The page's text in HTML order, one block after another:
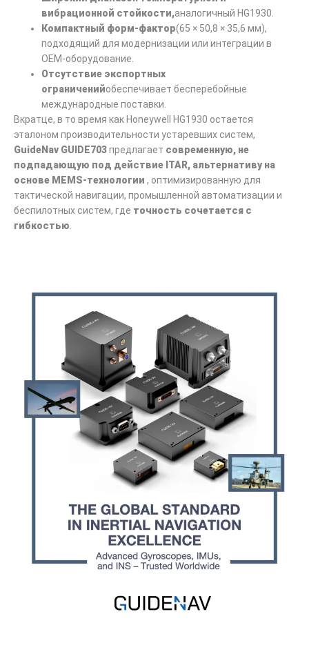
вибрационной стойкости,аналогичный HG1930.
Компактный форм-фактор(65 × 50,8 × 35,6 мм),
подходящий для модернизации или интеграции в
OEM-оборудование.
Отсутствие экспортных
ограниченийобеспечивает бесперебойные
международные поставки.
Вкратце, в то время как Honeywell HG1930 остается
эталоном производительности устаревших систем,
GuideNav GUIDE703предлагает современную, не
подпадающую под действие ITAR, альтернативу на
основе MEMS-технологии , оптимизированную для
тактической навигации, промышленной автоматизации и
беспилотных систем, где точность сочетается с
гибкостью